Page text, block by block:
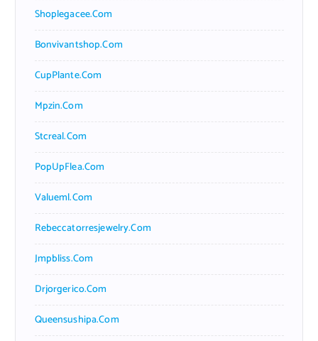
Shoplegacee.com
Bonvivantshop.com
CupPlante.com
Mpzin.com
Stcreal.com
PopUpFlea.com
Valueml.com
Rebeccatorresjewelry.com
Jmpbliss.com
Drjorgerico.com
Queensushipa.com